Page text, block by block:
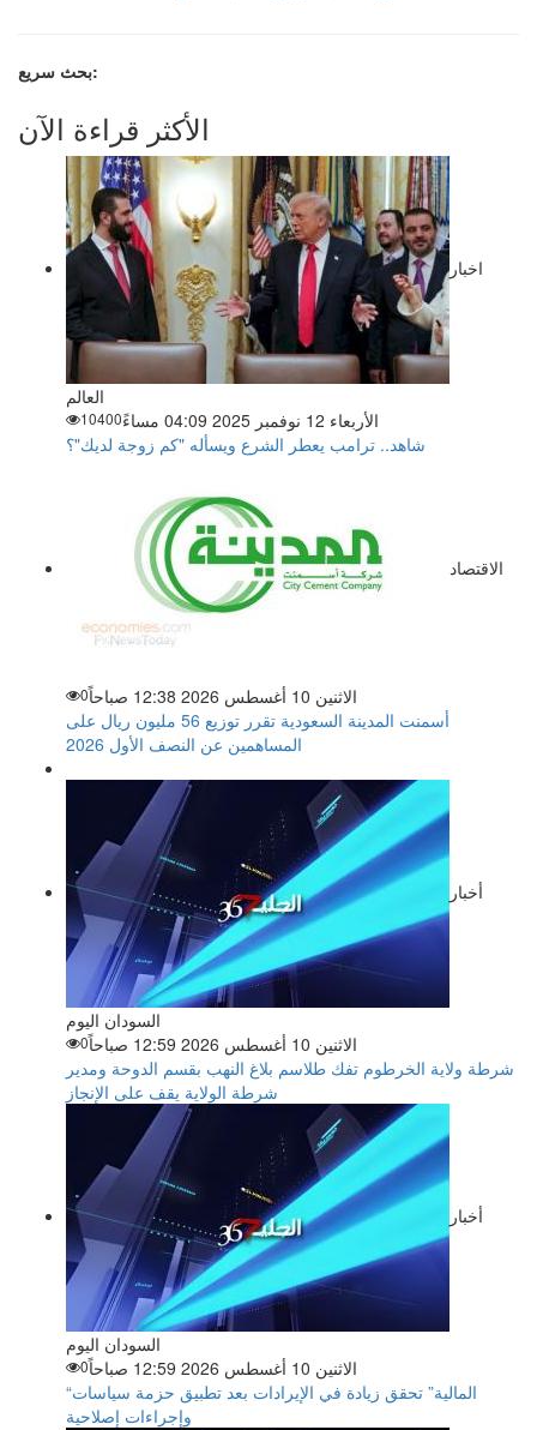
بحث سريع:
الأكثر قراءة الآن
اخبار
العالم
الأربعاء 12 نوفمبر 2025 04:09 مساءً
10400
شاهد.. ترامب يعطر الشرع ويسأله "كم زوجة لديك"؟
الاقتصاد
الاثنين 10 أغسطس 2026 12:38 صباحاً 0
أسمنت المدينة السعودية تقرر توزيع 56 مليون ريال على
المساهمين عن النصف الأول 2026
أخبار
السودان اليوم
الاثنين 10 أغسطس 2026 12:59 صباحاً
0
شرطة ولاية الخرطوم تفك طلاسم بلاغ النهب بقسم الدوحة ومدير
شرطة الولاية يقف على الإنجاز
أخبار
السودان اليوم
الاثنين 10 أغسطس 2026 12:59 صباحاً
0
“المالية” تحقق زيادة في الإيرادات بعد تطبيق حزمة سياسات
وإجراءات إصلاحية